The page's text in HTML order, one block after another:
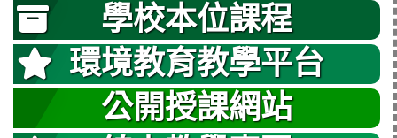
學校本位課程
環境教育教學平台
公開授課網站